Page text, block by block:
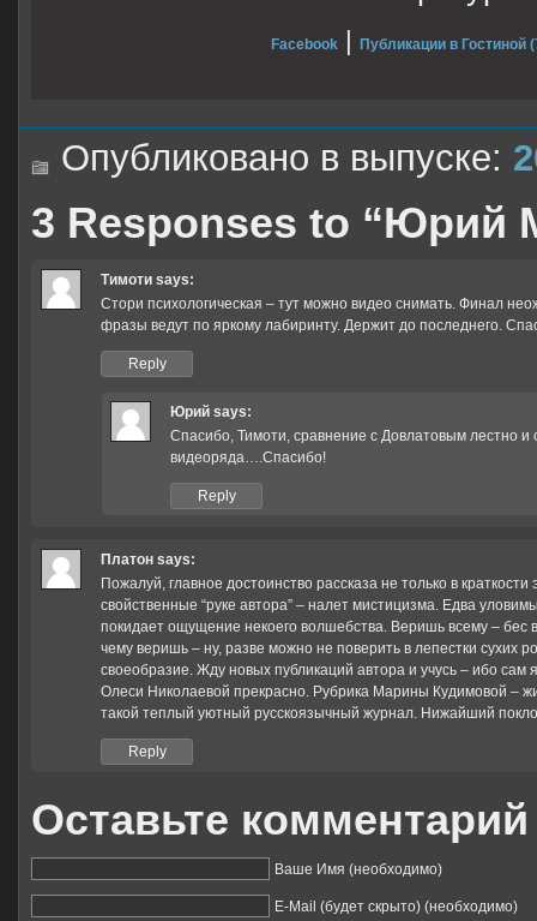
Facebook | Публикации в Гостиной
Опубликовано в выпуске:
3 Responses to “Юрий
Тимоти says:
Стори психологическая – тут можно видео снимать. Финал
фразы ведут по яркому лабиринту. Держит до последнего.
Reply
Юрий says:
Спасибо, Тимоти, сравнение с Довлатовым лестно и
видеоряда….Спасибо!
Reply
Платон says:
Пожалуй, главное достоинство рассказа не только в
свойственные “руке автора” – налет мистицизма. Едва
покидает ощущение некоего волшебства. Веришь всему – бес
чему веришь – ну, разве можно не поверить в лепестки сухих
своеобразие. Жду новых публикаций автора и учусь – ибо
Олеси Николаевой прекрасно. Рубрика Марины Кудимовой –
такой теплый уютный русскоязычный журнал. Нижайший
Reply
Оставьте комментарий
Ваше Имя (необходимо)
E-Mail (будет скрыто) (необходимо)